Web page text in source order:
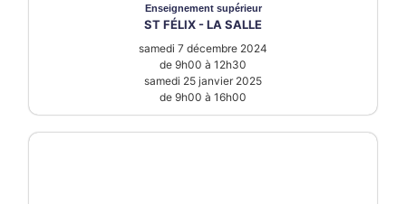
Enseignement supérieur
ST FÉLIX - LA SALLE
samedi 7 décembre 2024
de 9h00 à 12h30
samedi 25 janvier 2025
de 9h00 à 16h00